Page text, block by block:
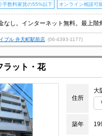
手数料家賃の55%以下 オンライン相談可
ブル 弁天町駅前店 (06-4393-1177)
ラット・花
住所
大
築年